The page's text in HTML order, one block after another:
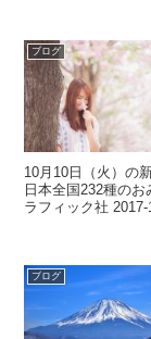
ブログ
10月10日（火）の
日本全国232種の
ラフィック社 2017-
ブログ